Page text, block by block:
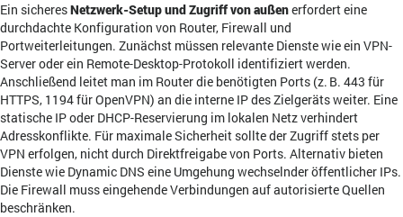
Ein sicheresNetzwerk-Setup und Zugriff von außenerfordert eine
durchdachte Konfiguration von Router, Firewall und
Portweiterleitungen. Zunächst müssen relevante Dienste wie ein VPN-
Server oder ein Remote-Desktop-Protokoll identifiziert werden.
Anschließend leitet man im Router die benötigten Ports (z. B. 443 für
HTTPS, 1194 für OpenVPN) an die interne IP des Zielgeräts weiter. Eine
statische IP oder DHCP-Reservierung im lokalen Netz verhindert
Adresskonflikte. Für maximale Sicherheit sollte der Zugriff stets per
VPN erfolgen, nicht durch Direktfreigabe von Ports. Alternativ bieten
Dienste wie Dynamic DNS eine Umgehung wechselnder öffentlicher IPs.
Die Firewall muss eingehende Verbindungen auf autorisierte Quellen
beschränken.